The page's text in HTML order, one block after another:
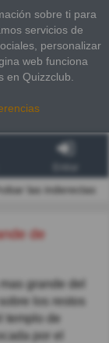
sobre ti para
servicios de
personalizar
web funciona
en Quizzclub.
las inderectas
grande del
los restos
templo de
por el